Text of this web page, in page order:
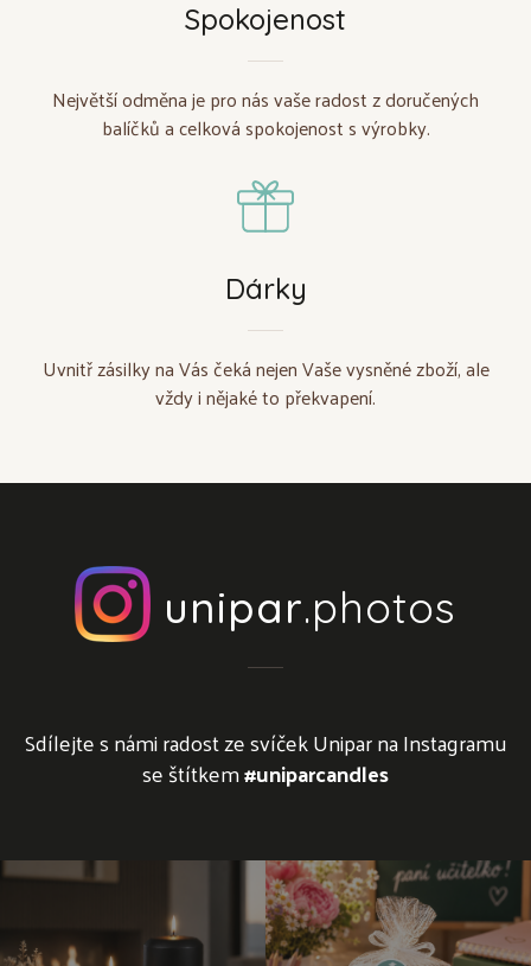
Spokojenost
Největší odměna je pro nás vaše radost z doručených
balíčků a celková spokojenost s výrobky.
Dárky
Uvnitř zásilky na Vás čeká nejen Vaše vysněné zboží, ale
vždy i nějaké to překvapení.
unipar.photos
Sdílejte s námi radost ze svíček Unipar na Instagramu
se štítkem#uniparcandles